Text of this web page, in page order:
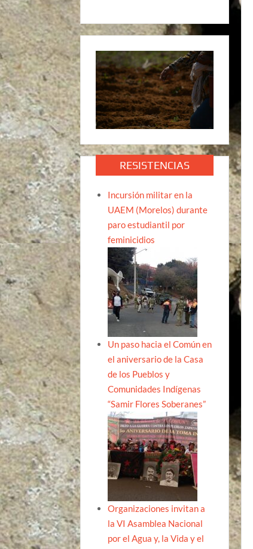
RESISTENCIAS
Incursión militar en la
UAEM (Morelos) durante
paro estudiantil por
feminicidios
Un paso hacia el Común en
el aniversario de la Casa
de los Pueblos y
Comunidades Indígenas
“Samir Flores Soberanes”
Organizaciones invitan a
la VI Asamblea Nacional
por el Agua y, la Vida y el